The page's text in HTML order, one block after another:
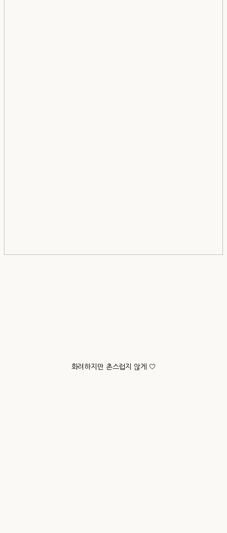
화려하지만 촌스럽지 않게 🤍